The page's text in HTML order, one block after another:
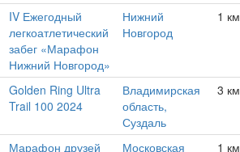
IV Ежегодный
легкоатлетический
забег «Марафон
Нижний Новгород»
Нижний
Новгород
1
Golden Ring Ultra
Trail 100 2024
Владимирская
область,
Суздаль
3
Марафон друзей Московская 1 км